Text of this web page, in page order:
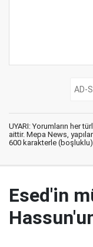
UYARI: Yorumların her
aittir. Mepa News,
600 karakterle (boşluklu)
Esed'in